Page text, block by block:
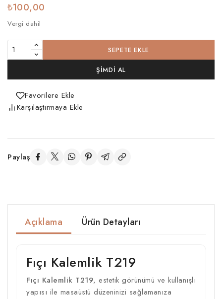
₺100,00
Vergi dahil
SEPETE EKLE
ŞIMDI AL
Favorilere Ekle
Karşılaştırmaya Ekle
Paylaş
Açıklama Ürün Detayları
Fıçı Kalemlik T219
Fıçı Kalemlik T219, estetik görünümü ve kullanışlı
yapısı ile masaüstü düzeninizi sağlamanıza